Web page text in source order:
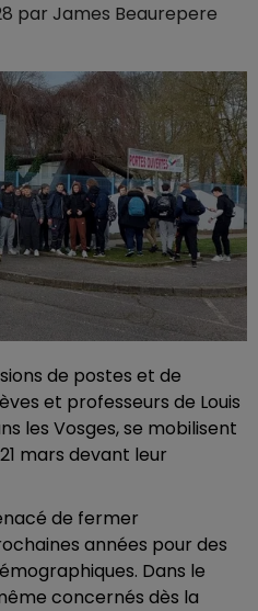
par James Beaurepere
de postes et de
et professeurs de Louis
les Vosges, se mobilisent
mars devant leur
de fermer
années pour des
Dans le
concernés dès la